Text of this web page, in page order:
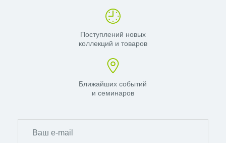
Поступлений новых
коллекций и товаров
Ближайших событий
и семинаров